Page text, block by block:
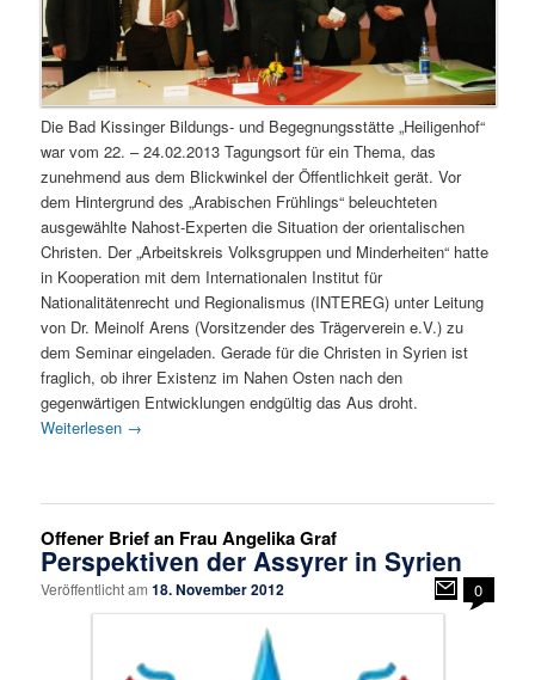
Die Bad Kissinger Bildungs- und Begegnungsstätte „Heiligenhof“
war vom 22. – 24.02.2013 Tagungsort für ein Thema, das
zunehmend aus dem Blickwinkel der Öffentlichkeit gerät. Vor
dem Hintergrund des „Arabischen Frühlings“ beleuchteten
ausgewählte Nahost-Experten die Situation der orientalischen
Christen. Der „Arbeitskreis Volksgruppen und Minderheiten“ hatte
in Kooperation mit dem Internationalen Institut für
Nationalitätenrecht und Regionalismus (INTEREG) unter Leitung
von Dr. Meinolf Arens (Vorsitzender des Trägerverein e.V.) zu
dem Seminar eingeladen. Gerade für die Christen in Syrien ist
fraglich, ob ihrer Existenz im Nahen Osten nach den
gegenwärtigen Entwicklungen endgültig das Aus droht.
Weiterlesen →
Offener Brief an Frau Angelika Graf
Perspektiven der Assyrer in Syrien
Veröffentlicht am18. November 2012 0